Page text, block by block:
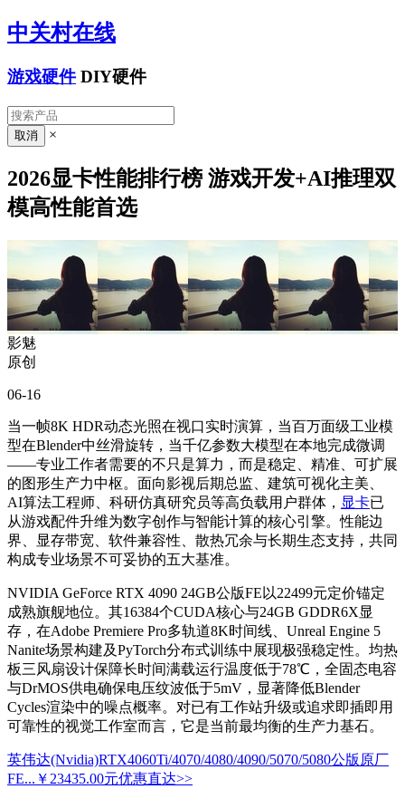
中关村在线
游戏硬件 DIY硬件
×
2026显卡性能排行榜 游戏开发+AI推理双
模高性能首选
影魅
原创
06-16
当一帧8K HDR动态光照在视口实时演算，当百万面级工业模
型在Blender中丝滑旋转，当千亿参数大模型在本地完成微调
——专业工作者需要的不只是算力，而是稳定、精准、可扩展
的图形生产力中枢。面向影视后期总监、建筑可视化主美、
AI算法工程师、科研仿真研究员等高负载用户群体， 显卡已
从游戏配件升维为数字创作与智能计算的核心引擎。性能边
界、显存带宽、软件兼容性、散热冗余与长期生态支持，共同
构成专业场景不可妥协的五大基准。
NVIDIA GeForce RTX 4090 24GB公版FE以22499元定价锚定
成熟旗舰地位。其16384个CUDA核心与24GB GDDR6X显
存，在Adobe Premiere Pro多轨道8K时间线、Unreal Engine 5
Nanite场景构建及PyTorch分布式训练中展现极强稳定性。均热
板三风扇设计保障长时间满载运行温度低于78℃，全固态电容
与DrMOS供电确保电压纹波低于5mV，显著降低Blender
Cycles渲染中的噪点概率。对已有工作站升级或追求即插即用
可靠性的视觉工作室而言，它是当前最均衡的生产力基石。
英伟达(Nvidia)RTX4060Ti/4070/4080/4090/5070/5080公版原厂
FE... ￥23435.00元优惠直达>>